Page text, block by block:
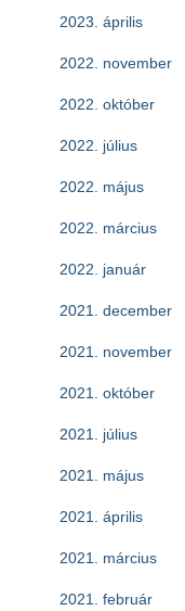
2023. április
2022. november
2022. október
2022. július
2022. május
2022. március
2022. január
2021. december
2021. november
2021. október
2021. július
2021. május
2021. április
2021. március
2021. február